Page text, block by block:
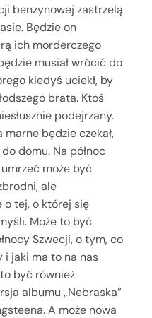
benzynowej zastrzelą
Będzie on
ich morderczego
musiał wrócić do
kiedyś uciekł, by
brata. Ktoś
podejrzany.
marne będzie czekał,
domu. Na północ
może być
ale
o tej, o której się
Może to być
Szwecji, o tym, co
i jaki ma to na nas
być również
albumu „Nebraska”
A może nowa